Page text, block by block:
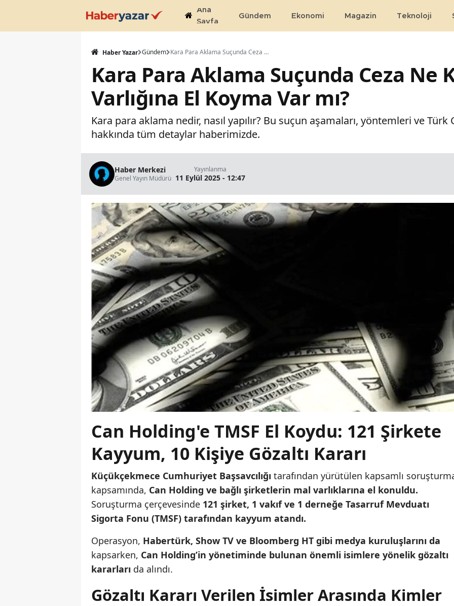
Ana
Sayfa
Gündem Ekonomi Magazin Teknoloji
Haber Yazar Gündem Kara Para Aklama Suçunda Ceza Ne Kadar, Mal Varlığına El Koyma Var mı?
Kara Para Aklama Suçunda Ceza Ne
Varlığına El Koyma Var mı?
Kara para aklama nedir, nasıl yapılır? Bu suçun aşamaları, yöntemleri ve Türk
hakkında tüm detaylar haberimizde.
Haber Merkezi
Genel Yayın Müdürü
Yayınlanma
11 Eylül 2025 - 12:47
Can Holding'e TMSF El Koydu: 121 Şirkete
Kayyum, 10 Kişiye Gözaltı Kararı
Küçükçekmece Cumhuriyet Başsavcılığı tarafından yürütülen kapsamlı
kapsamında, Can Holding ve bağlı şirketlerin mal varlıklarına el konuldu.
Soruşturma çerçevesinde 121 şirket, 1 vakıf ve 1 derneğe Tasarruf Mevduatı
Sigorta Fonu (TMSF) tarafından kayyum atandı.
Operasyon, Habertürk, Show TV ve Bloomberg HT gibi medya kuruluşlarını da
kapsarken, Can Holding’in yönetiminde bulunan önemli isimlere yönelik gözaltı
kararları da alındı.
Gözaltı Kararı Verilen İsimler Arasında Kimler